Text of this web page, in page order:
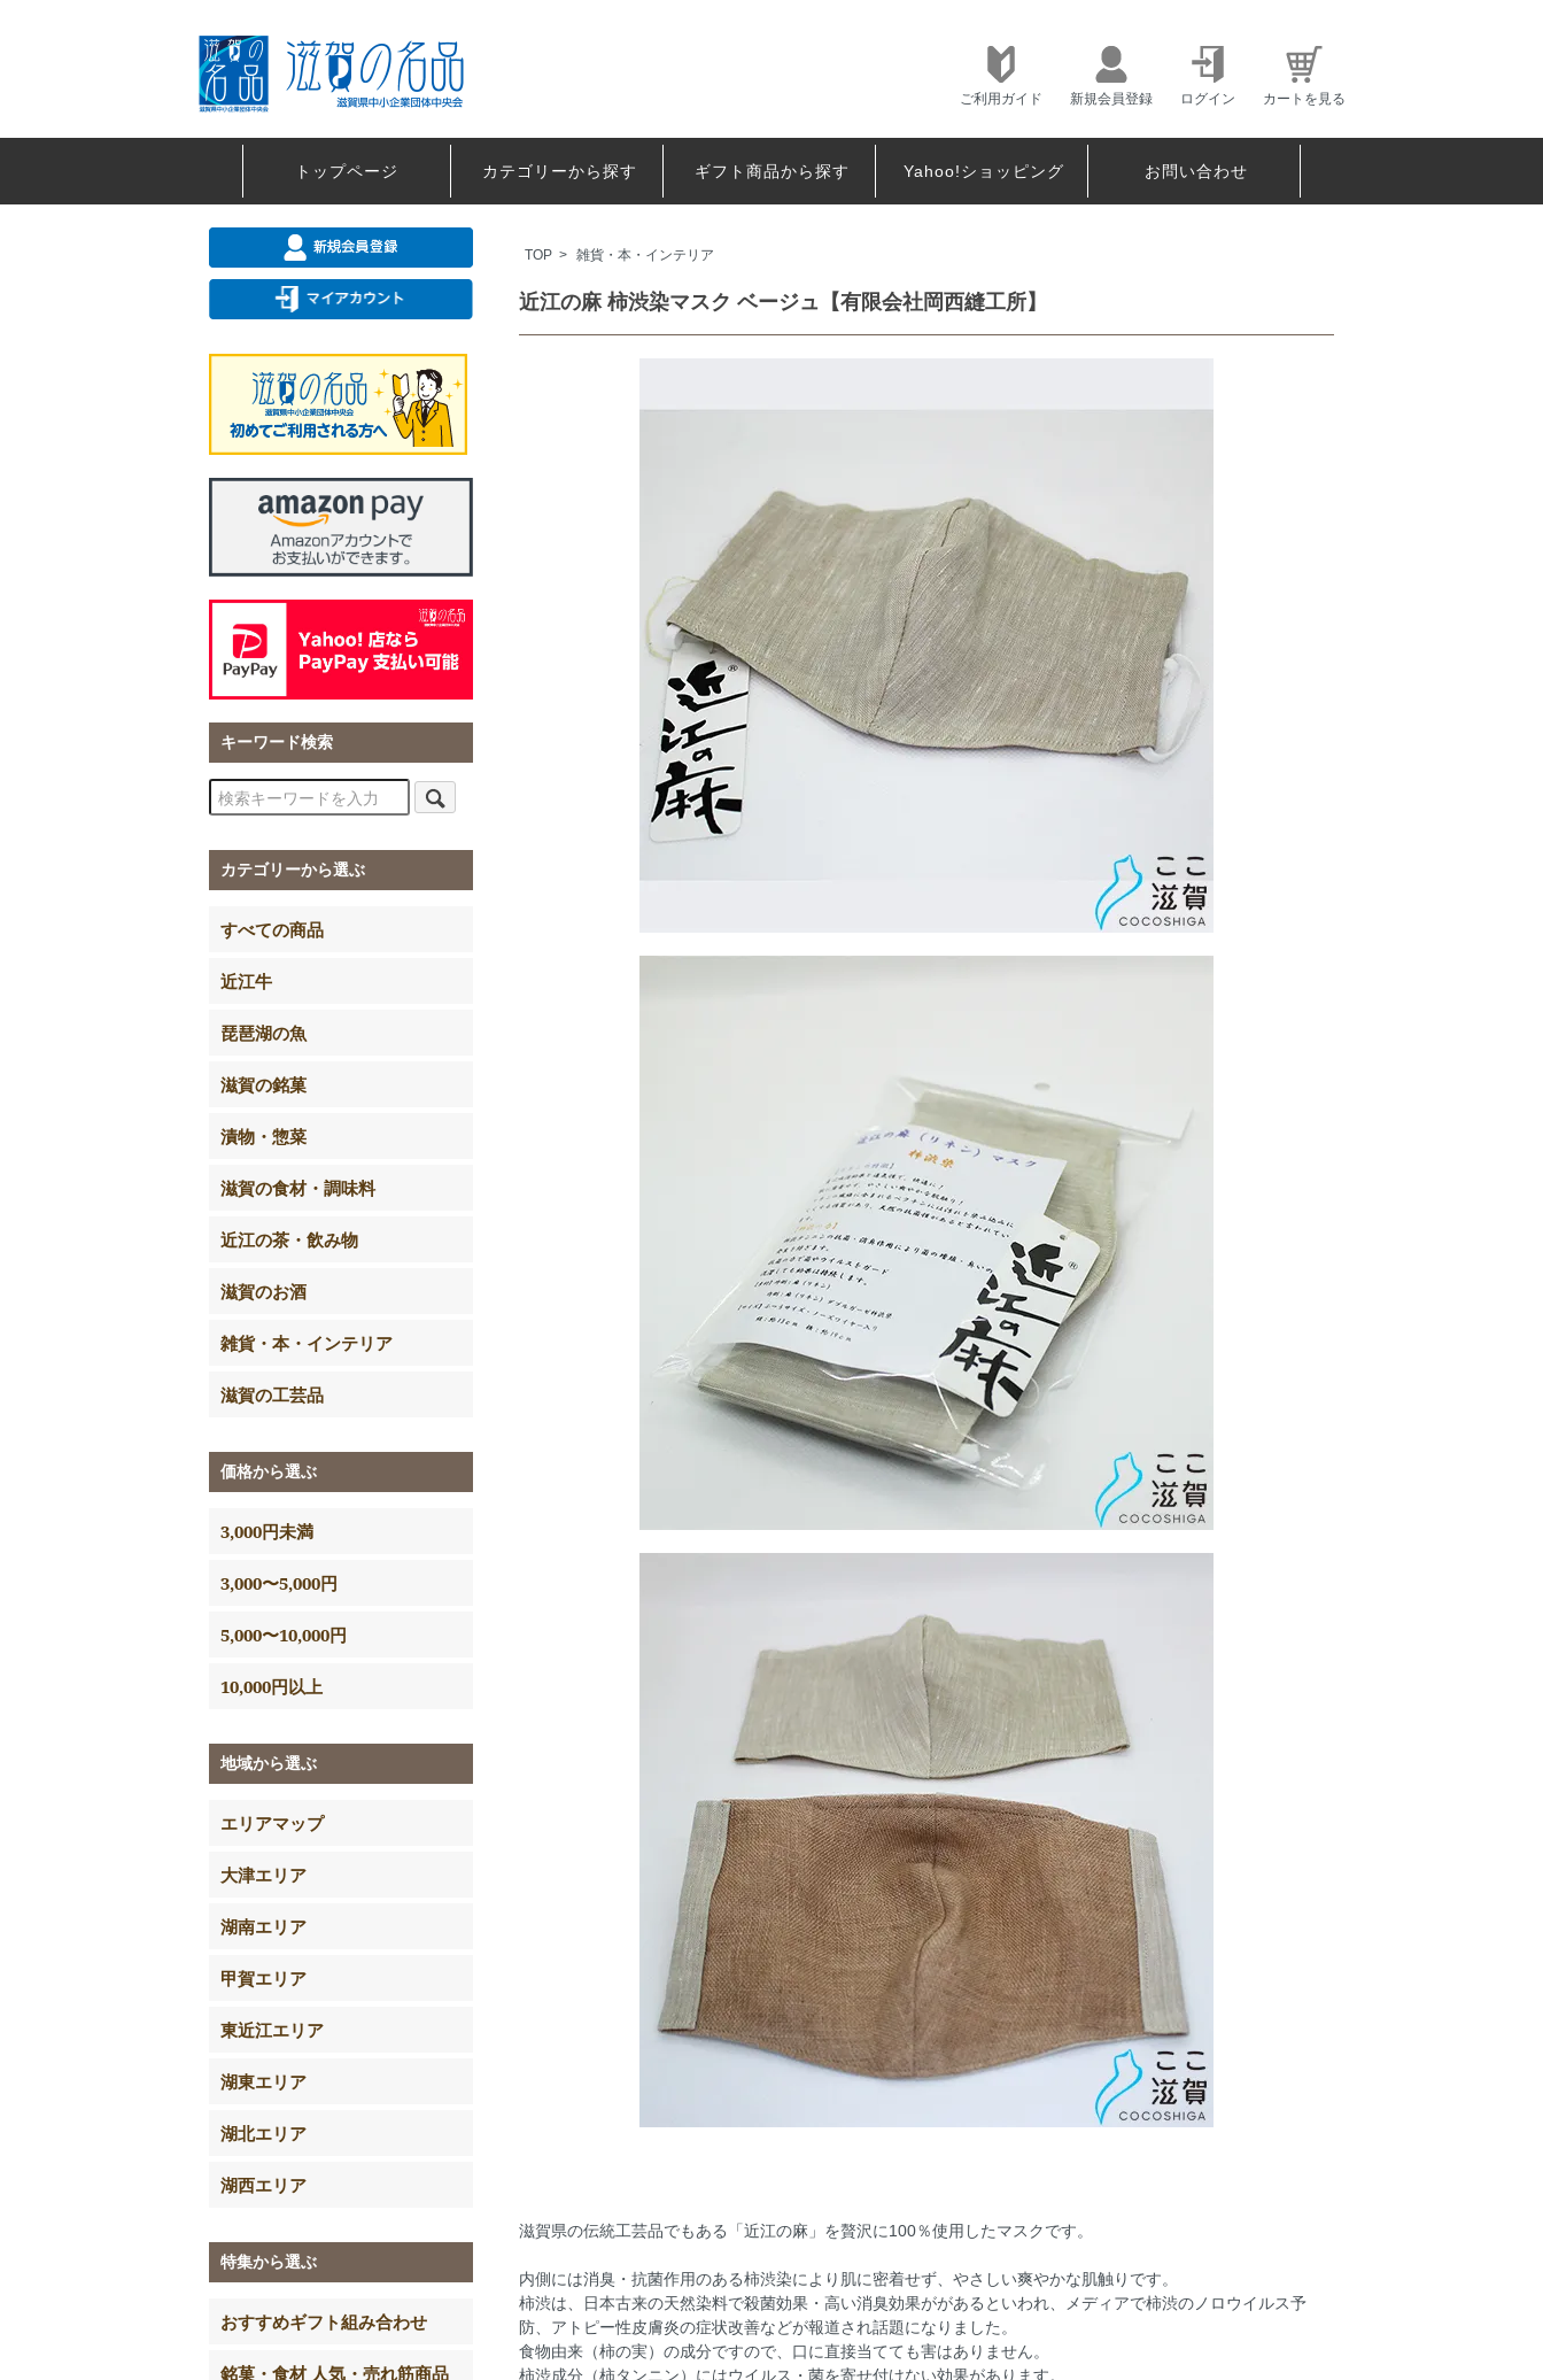
ご利用ガイド 新規会員登録 ログイン カートを見る
トップページ カテゴリーから探す ギフト商品から探す Yahoo!ショッピング お問い合わせ
TOP > 雑貨・本・インテリア
近江の麻 柿渋染マスク ベージュ【有限会社岡西縫工所】
滋賀県の伝統工芸品でもある「近江の麻」を贅沢に100％使用したマスクです。
内側には消臭・抗菌作用のある柿渋染により肌に密着せず、やさしい爽やかな肌触りです。
柿渋は、日本古来の天然染料で殺菌効果・高い消臭効果ががあるといわれ、メディアで柿渋のノロウイルス予
防、アトピー性皮膚炎の症状改善などが報道され話題になりました。
食物由来（柿の実）の成分ですので、口に直接当てても害はありません。
柿渋成分（柿タンニン）にはウイルス・菌を寄せ付けない効果があります。
キーワード検索
カテゴリーから選ぶ
すべての商品
近江牛
琵琶湖の魚
滋賀の銘菓
漬物・惣菜
滋賀の食材・調味料
近江の茶・飲み物
滋賀のお酒
雑貨・本・インテリア
滋賀の工芸品
価格から選ぶ
3,000円未満
3,000〜5,000円
5,000〜10,000円
10,000円以上
地域から選ぶ
エリアマップ
大津エリア
湖南エリア
甲賀エリア
東近江エリア
湖東エリア
湖北エリア
湖西エリア
特集から選ぶ
おすすめギフト組み合わせ
銘菓・食材 人気・売れ筋商品